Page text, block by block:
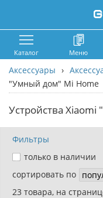
Каталог Меню
Аксессуары ›
"Умный дом" Mi Home
Устройства
Фильтры
только в наличии
сортировать по
23 товара, на